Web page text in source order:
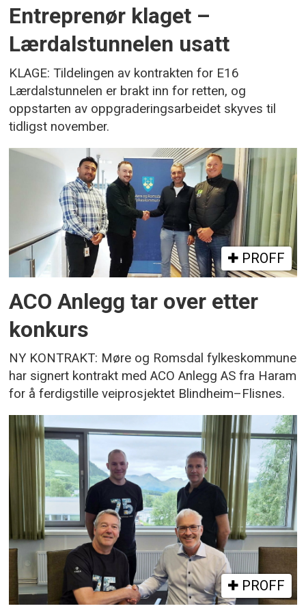
Entreprenør klaget –
Lærdalstunnelen usatt
KLAGE: Tildelingen av kontrakten for E16
Lærdalstunnelen er brakt inn for retten, og
oppstarten av oppgraderingsarbeidet skyves til
tidligst november.
PROFF
ACO Anlegg tar over etter
konkurs
NY KONTRAKT: Møre og Romsdal fylkeskommune
har signert kontrakt med ACO Anlegg AS fra Haram
for å ferdigstille veiprosjektet Blindheim–Flisnes.
PROFF